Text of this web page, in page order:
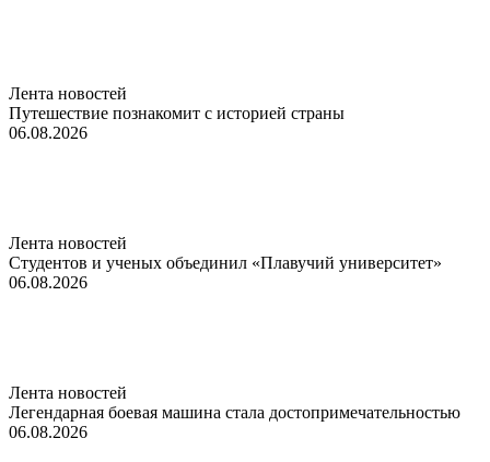
Лента новостей
Путешествие познакомит с историей страны
06.08.2026
Лента новостей
Студентов и ученых объединил «Плавучий университет»
06.08.2026
Лента новостей
Легендарная боевая машина стала достопримечательностью
06.08.2026